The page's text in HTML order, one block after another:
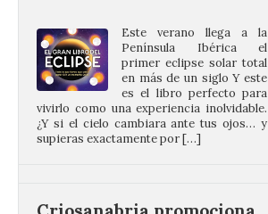
en más de un siglo Y este
es el libro perfecto para
vivirlo como una experiencia inolvidable.
¿Y si el cielo cambiara ante tus ojos… y
supieras exactamente por […]
después de los incendios